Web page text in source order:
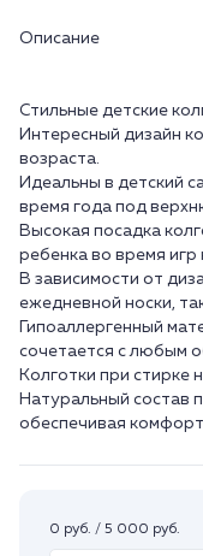
Описание
Стильные детские
Интересный дизайн
возраста.
Идеальны в детский
время года под
Высокая посадка
ребенка во время игр
В зависимости от
ежедневной носки,
Гипоаллергенный
сочетается с любым
Колготки при стирке
Натуральный состав
обеспечивая
0 руб. / 5 000 руб.